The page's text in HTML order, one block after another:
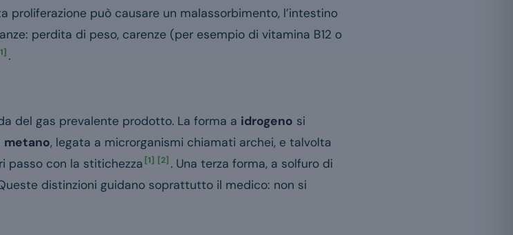
proliferazione può causare un malassorbimento, l’intestino
perdita di peso, carenze (per esempio di vitamina B12 o
.
del gas prevalente prodotto. La forma a idrogeno si
metano, legata a microrganismi chiamati archei, e talvolta
passo con la stitichezza [1] [2] . Una terza forma, a solfuro di
distinzioni guidano soprattutto il medico: non si